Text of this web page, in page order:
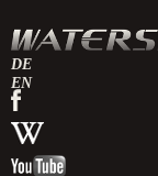
DE
EN
watershow
auf
facebook
watershow
bei
wikipedia
watershow